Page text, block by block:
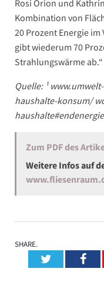
Rosi Orion und
Kombination von
20 Prozent Energie im
gibt wiederum 70
Strahlungswärme
Quelle: ¹
haushalte-konsum/
Zum PDF des
Weitere Infos auf
SHARE.
Twitter